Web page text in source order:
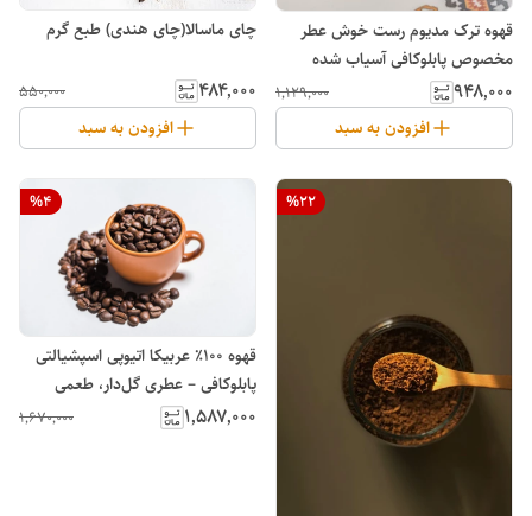
قهوه ترک مدیوم رست خوش عطر
مخصوص پابلوکافی آسیاب شده
۹۴۸٬۰۰۰ ۱٬۱۲۹٬۰۰۰
افزودن به سبد
چای ماسالا(چای هندی) طبع گرم
۴۸۴٬۰۰۰ ۵۵۰٬۰۰۰
افزودن به سبد
%22
%4
قهوه ۱۰۰٪ عربیکا اتیوپی اسپشیالتی
پابلوکافی – عطری گل‌دار، طعمی
میوه‌ای از قلب آفریقا
۱٬۵۸۷٬۰۰۰ ۱٬۶۷۰٬۰۰۰